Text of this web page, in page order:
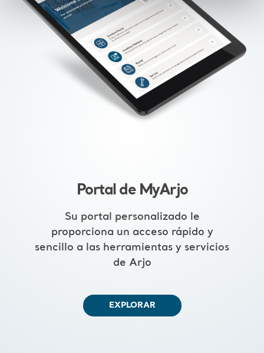
Portal de MyArjo
Su portal personalizado le
proporciona un acceso rápido y
sencillo a las herramientas y servicios
de Arjo
EXPLORAR